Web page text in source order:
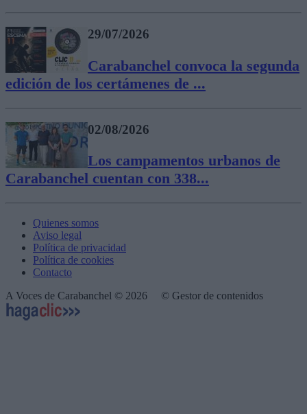
29/07/2026
Carabanchel convoca la segunda
edición de los certámenes de ...
02/08/2026
Los campamentos urbanos de
Carabanchel cuentan con 338...
Quienes somos
Aviso legal
Política de privacidad
Política de cookies
Contacto
A Voces de Carabanchel © 2026 © Gestor de contenidos